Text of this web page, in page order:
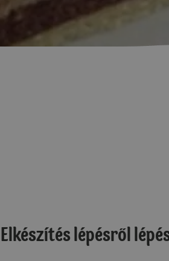
Elkészítés lépésről